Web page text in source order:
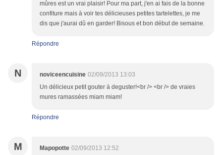
mûres est un vrai plaisir! Pour ma part, j'en ai fais de la bonne
confiture mais à voir tes délicieuses petites tartelettes, je me
dis que j'aurai dû en garder! Bisous et bon début de semaine.
Répondre
N noviceencuisine 02/09/2013 13:03
Un délicieux petit gouter à deguster!<br /> <br /> de vraies
mures ramassées miam miam!
Répondre
M Mapopotte 02/09/2013 12:52